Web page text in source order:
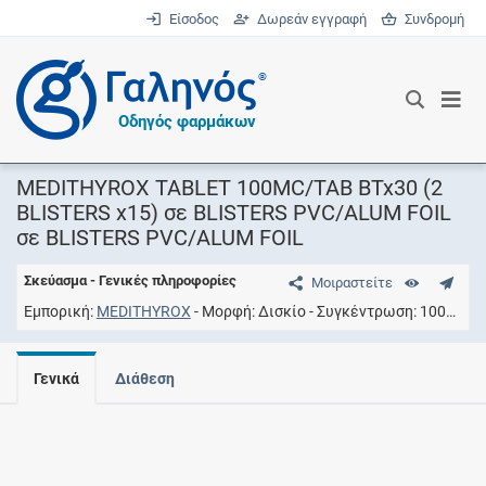
Είσοδος Δωρεάν εγγραφή Συνδρομή
®
Οδηγός φαρμάκων
MEDITHYROX TABLET 100MC/TAB BTx30 (2
BLISTERS x15) σε BLISTERS PVC/ALUM FOIL
σε BLISTERS PVC/ALUM FOIL
Μοιραστείτε
Σκεύασμα - Γενικές πληροφορίες
Εμπορική MEDITHYROX Μορφή Δισκίο Συγκέντρωση 100UG/TAB
Γενικά Διάθεση